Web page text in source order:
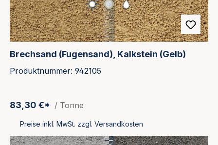
Brechsand (Fugensand), Kalkstein (Gelb)
Produktnummer: 942105
83,30 €* / Tonne
Preise inkl. MwSt. zzgl. Versandkosten